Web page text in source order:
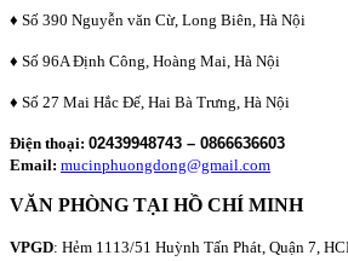
♦ Số 390 Nguyễn văn Cừ, Long Biên, Hà Nội
♦ Số 96A Định Công, Hoàng Mai, Hà Nội
♦ Số 27 Mai Hắc Đế, Hai Bà Trưng, Hà Nội
Điện thoại: 02439948743 – 0866636603
Email: mucinphuongdong@gmail.com
VĂN PHÒNG TẠI HỒ CHÍ MINH
VPGD: Hẻm 1113/51 Huỳnh Tấn Phát, Quận 7,